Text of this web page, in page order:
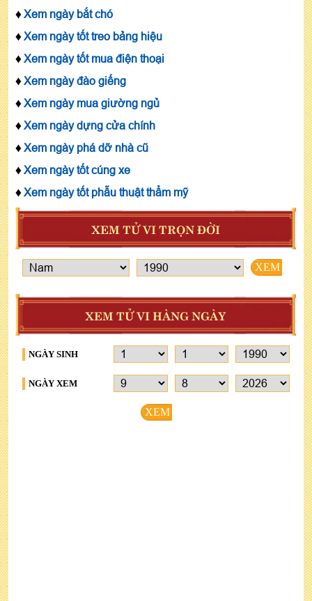
♦Xem ngày bắt chó
♦Xem ngày tốt treo bảng hiệu
♦Xem ngày tốt mua điện thoại
♦Xem ngày đào giếng
♦Xem ngày mua giường ngủ
♦Xem ngày dựng cửa chính
♦Xem ngày phá dỡ nhà cũ
♦Xem ngày tốt cúng xe
♦Xem ngày tốt phẫu thuật thẩm mỹ
XEM TỬ VI TRỌN ĐỜI
XEM
XEM TỬ VI HÀNG NGÀY
NGÀY SINH
NGÀY XEM
XEM